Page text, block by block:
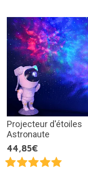
Projecteur d'étoiles
Astronaute
44,85€